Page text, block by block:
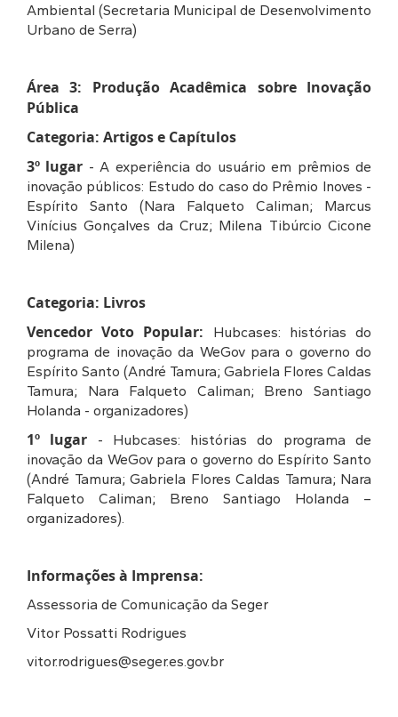
Ambiental (Secretaria Municipal de Desenvolvimento
Urbano de Serra)
Área 3: Produção Acadêmica sobre Inovação
Pública
Categoria: Artigos e Capítulos
3º lugar - A experiência do usuário em prêmios de
inovação públicos: Estudo do caso do Prêmio Inoves -
Espírito Santo (Nara Falqueto Caliman; Marcus
Vinícius Gonçalves da Cruz; Milena Tibúrcio Cicone
Milena)
Categoria: Livros
Vencedor Voto Popular:
Hubcases: histórias do
programa de inovação da WeGov para o governo do
Espírito Santo (André Tamura; Gabriela Flores Caldas
Tamura; Nara Falqueto Caliman; Breno Santiago
Holanda - organizadores)
1º lugar
- Hubcases: histórias do programa de
inovação da WeGov para o governo do Espírito Santo
(André Tamura; Gabriela Flores Caldas Tamura; Nara
Falqueto Caliman; Breno Santiago Holanda –
organizadores).
Informações à Imprensa:
Assessoria de Comunicação da Seger
Vitor Possatti Rodrigues
vitor.rodrigues@seger.es.gov.br